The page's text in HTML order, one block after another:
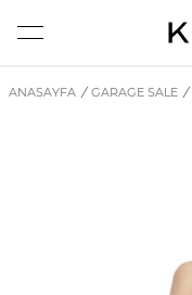
ANASAYFA / GARAGE SALE /